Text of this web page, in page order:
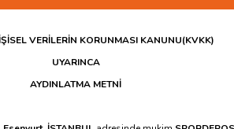
VERİLERİN KORUNMASI KANUNU(KVKK)
UYARINCA
AYDINLATMA METNİ